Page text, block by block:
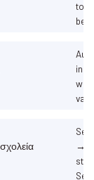
to
in
we
→